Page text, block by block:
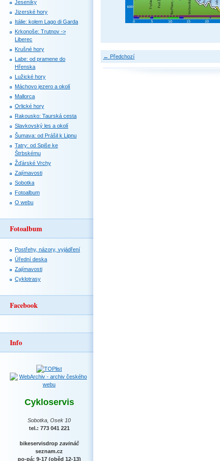
← Předchozí
Jeseníky
Jizerské hory
Itálie: kolem Lago di Garda
Krkonoše: Trutnov ->
Liberec
Krušné hory
Labe: od pramene do
Hřenska
Lužické hory
Máchovo jezero a okolí
Mallorca
Orlické hory
Rakousko: Taurská cesta
Slavkovský les a okolí
Šumava: od Prášil k Lipnu
Tatry: od Spiše ke
Štrbskému
Žďárské Vrchy
Zajímavosti
Sobotka
Fotoalbum
O webu
Fotoalbum
Postřehy, názory, vyjádření
Úřední deska
Zajímavosti
Cyklotrasy
Facebook
Info
Cykloservis
Sobotka, Osek 10
tel.: 773 041 221
bikeservisdrop zavináč
seznam.cz
po-pá: 9-17 (oběd 12-13)